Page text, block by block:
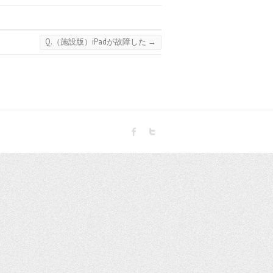
Q.（施設版）iPadが故障した →